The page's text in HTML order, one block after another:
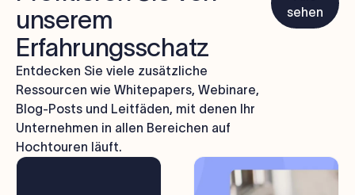
unserem
Erfahrungsschatz
Entdecken Sie viele zusätzliche
Ressourcen wie Whitepapers, Webinare,
Blog-Posts und Leitfäden, mit denen Ihr
Unternehmen in allen Bereichen auf
Hochtouren läuft.
sehen